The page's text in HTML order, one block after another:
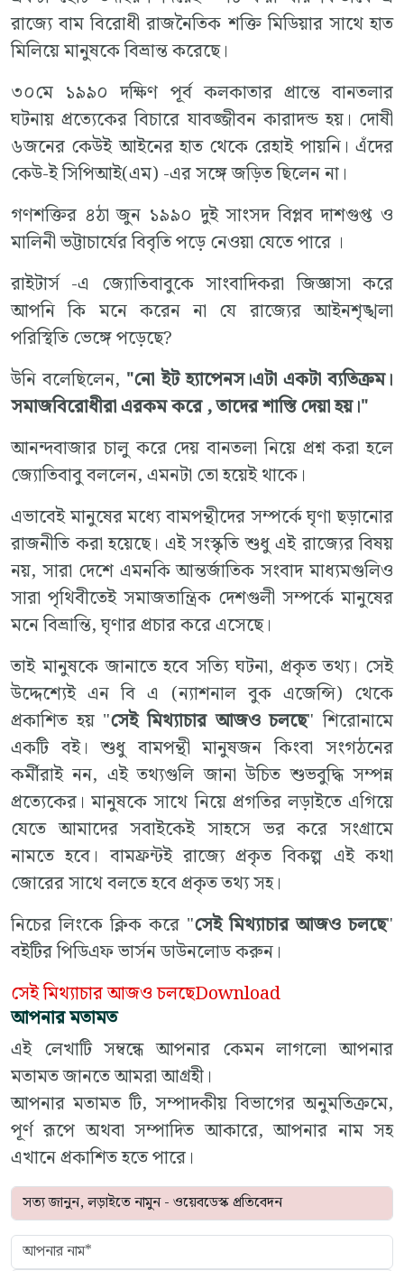
রাজ্যে বাম বিরোধী রাজনৈতিক শক্তি মিডিয়ার সাথে হাত
মিলিয়ে মানুষকে বিভ্রান্ত করেছে।
৩০মে ১৯৯০ দক্ষিণ পূর্ব কলকাতার প্রান্তে বানতলার
ঘটনায় প্রত্যেকের বিচারে যাবজ্জীবন কারাদন্ড হয়। দোষী
৬জনের কেউই আইনের হাত থেকে রেহাই পায়নি। এঁদের
কেউ-ই সিপিআই(এম) -এর সঙ্গে জড়িত ছিলেন না।
গণশক্তির ৪ঠা জুন ১৯৯০ দুই সাংসদ বিপ্লব দাশগুপ্ত ও
মালিনী ভট্টাচার্যের বিবৃতি পড়ে নেওয়া যেতে পারে ।
রাইটার্স -এ জ্যোতিবাবুকে সাংবাদিকরা জিজ্ঞাসা করে
আপনি কি মনে করেন না যে রাজ্যের আইনশৃঙ্খলা
পরিস্থিতি ভেঙ্গে পড়েছে?
উনি বলেছিলেন, "নো ইট হ্যাপেনস।এটা একটা ব্যতিক্রম।
সমাজবিরোধীরা এরকম করে , তাদের শাস্তি দেয়া হয়।"
আনন্দবাজার চালু করে দেয় বানতলা নিয়ে প্রশ্ন করা হলে
জ্যোতিবাবু বললেন, এমনটা তো হয়েই থাকে।
এভাবেই মানুষের মধ্যে বামপন্থীদের সম্পর্কে ঘৃণা ছড়ানোর
রাজনীতি করা হয়েছে। এই সংস্কৃতি শুধু এই রাজ্যের বিষয়
নয়, সারা দেশে এমনকি আন্তর্জাতিক সংবাদ মাধ্যমগুলিও
সারা পৃথিবীতেই সমাজতান্ত্রিক দেশগুলী সম্পর্কে মানুষের
মনে বিভ্রান্তি, ঘৃণার প্রচার করে এসেছে।
তাই মানুষকে জানাতে হবে সত্যি ঘটনা, প্রকৃত তথ্য। সেই
উদ্দেশ্যেই এন বি এ (ন্যাশনাল বুক এজেন্সি) থেকে
প্রকাশিত হয় "সেই মিথ্যাচার আজও চলছে" শিরোনামে
একটি বই। শুধু বামপন্থী মানুষজন কিংবা সংগঠনের
কর্মীরাই নন, এই তথ্যগুলি জানা উচিত শুভবুদ্ধি সম্পন্ন
প্রত্যেকের। মানুষকে সাথে নিয়ে প্রগতির লড়াইতে এগিয়ে
যেতে আমাদের সবাইকেই সাহসে ভর করে সংগ্রামে
নামতে হবে। বামফ্রন্টই রাজ্যে প্রকৃত বিকল্প এই কথা
জোরের সাথে বলতে হবে প্রকৃত তথ্য সহ।
নিচের লিংকে ক্লিক করে "সেই মিথ্যাচার আজও চলছে"
বইটির পিডিএফ ভার্সন ডাউনলোড করুন।
সেই মিথ্যাচার আজও চলছেDownload
আপনার মতামত
এই লেখাটি সম্বন্ধে আপনার কেমন লাগলো আপনার
মতামত জানতে আমরা আগ্রহী।
আপনার মতামত টি, সম্পাদকীয় বিভাগের অনুমতিক্রমে,
পূর্ণ রূপে অথবা সম্পাদিত আকারে, আপনার নাম সহ
এখানে প্রকাশিত হতে পারে।